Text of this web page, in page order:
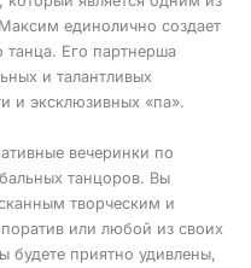
единолично создает
танца. Его партнерша
и талантливых
и эксклюзивных «па».
вечеринки по
танцоров. Вы
творческим и
или любой из своих
будете приятно удивлены,